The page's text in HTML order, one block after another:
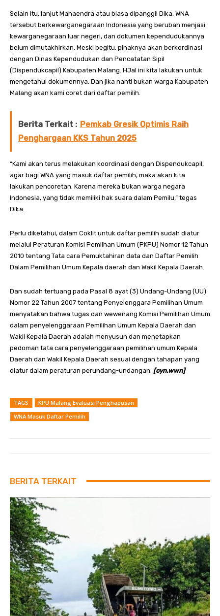
Selain itu, lanjut Mahaendra atau biasa dipanggil Dika, WNA
tersebut berkewarganegaraan Indonesia yang berubah menjasi
kewarganegaraan luar negeri, dan dokumen kependudukannya
belum dimutakhirkan. Meski begitu, pihaknya akan berkordinasi
dengan Dinas Kependudukan dan Pencatatan Sipil
(Dispendukcapil) Kabupaten Malang. HJal ini kita lakukan untuk
mengetahui dokumennya. Dan jika nanti bukan warga Kabupaten
Malang akan kami coret dari daftar pemilih.
Berita Terkait : Pemkab Gresik Optimis Raih
Penghargaan KKS Tahun 2025
“Kami akan terus melakukan koordinasi dengan Dispendukcapil,
agar bagi WNA yang masuk daftar pemilih, maka akan kita
lakukan pencoretan. Karena mereka bukan warga negara
Indonesia, yang tidak memiliki hak suara dalam Pemilu,” tegas
Dika.
Perlu diketahui, dalam Coklit untuk daftar pemilih sudah diatur
melalui Peraturan Komisi Pemlihan Umum (PKPU) Nomor 12 Tahun
2010 tentang Tata cara Pemuktahiran data dan Daftar Pemilih
Dalam Pemilihan Umum Kepala daerah dan Wakil Kepala Daerah.
Dan sudah tertuang pada Pasal 8 ayat (3) Undang-Undang (UU)
Nomor 22 Tahun 2007 tentang Penyelenggara Pemilihan Umum
menyatakan bahwa tugas dan wewenang Komisi Pemilihan Umum
dalam penyelenggaraan Pemilihan Umum Kepala Daerah dan
Wakil Kepala Daerah adalah menyusun dan menetapkan
pedoman tata cara penyelenggaraan pemilihan umum Kepala
Daerah dan Wakil Kepala Daerah sesuai dengan tahapan yang
diatur dalam peraturan perundang-undangan. [cyn.wwn]
TAGS
KPU Malang Evaluasi Penghapusan
WNA Masuk Daftar Pemilih
BERITA TERKAIT